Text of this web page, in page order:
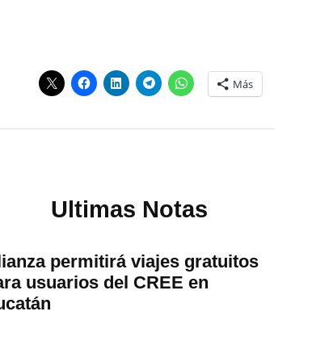
Más
Ultimas Notas
permitirá viajes gratuitos
usuarios del CREE en